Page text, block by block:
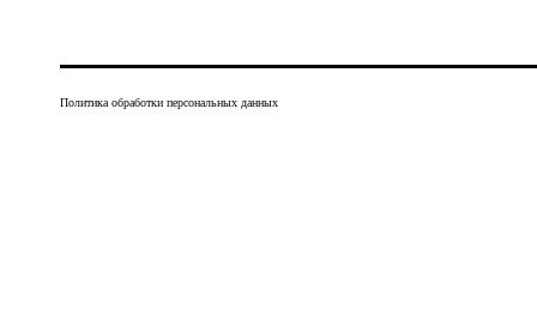
Политика обработки персональных данных